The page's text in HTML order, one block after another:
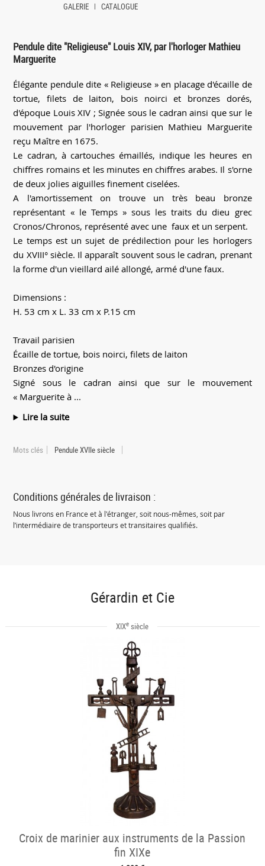
GALERIE CATALOGUE
Pendule dite "Religieuse" Louis XIV, par l'horloger Mathieu
Marguerite
Élégante pendule dite « Religieuse » en placage d'écaille de
tortue, filets de laiton, bois noirci et bronzes dorés,
d'époque Louis XIV ; Signée sous le cadran ainsi que sur le
mouvement par l'horloger parisien Mathieu Marguerite
reçu Maître en 1675.
Le cadran, à cartouches émaillés, indique les heures en
chiffres romains et les minutes en chiffres arabes. Il s'orne
de deux jolies aiguilles finement ciselées.
A l'amortissement on trouve un très beau bronze
représentant « le Temps » sous les traits du dieu grec
Cronos/Chronos, représenté avec une faux et un serpent.
Le temps est un sujet de prédilection pour les horlogers
du XVIII° siècle. Il apparaît souvent sous le cadran, prenant
la forme d'un vieillard ailé allongé, armé d'une faux.
Dimensions :
H. 53 cm x L. 33 cm x P.15 cm
Travail parisien
Écaille de tortue, bois noirci, filets de laiton
Bronzes d'origine
Signé sous le cadran ainsi que sur le mouvement
« Marguerite à ...
Lire la suite
Mots clés Pendule XVIIe siècle
Conditions générales de livraison :
Nous livrons en France et à l'étranger, soit nous-mêmes, soit par
l’intermédiaire de transporteurs et transitaires qualifiés.
Gérardin et Cie
XIXe siècle
Croix de marinier aux instruments de la Passion
fin XIXe